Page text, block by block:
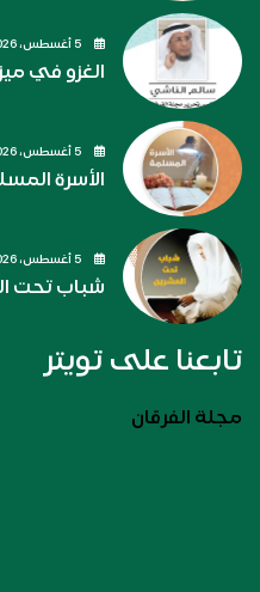
الغزو في
الأسرة المسلمة
شباب تحت
تابعنا على تويتر
مجلة الفرقان